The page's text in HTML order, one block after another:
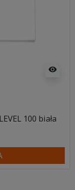
visibility
100 biała